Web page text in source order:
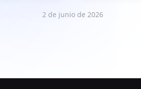
2 de junio de 2026